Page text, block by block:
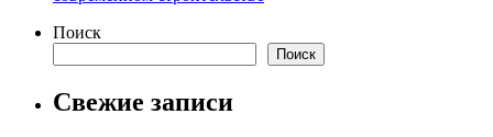
Поиск
Поиск
Свежие записи